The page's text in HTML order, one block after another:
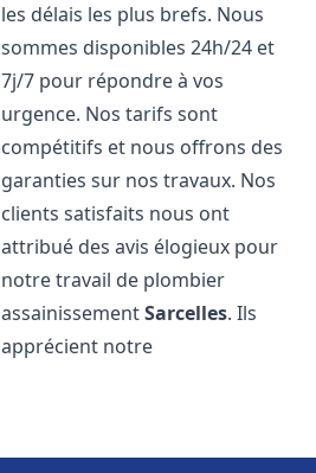
les délais les plus brefs. Nous
sommes disponibles 24h/24 et
7j/7 pour répondre à vos
urgence. Nos tarifs sont
compétitifs et nous offrons des
garanties sur nos travaux. Nos
clients satisfaits nous ont
attribué des avis élogieux pour
notre travail de plombier
assainissementSarcelles. Ils
apprécient notre